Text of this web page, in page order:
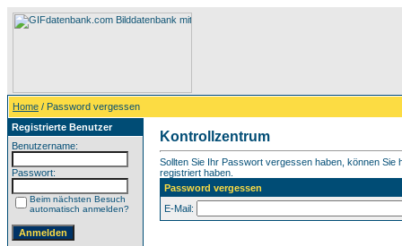
Home / Password vergessen
Registrierte Benutzer
Benutzername:
Passwort:
Beim nächsten Besuch
automatisch anmelden?
Kontrollzentrum
Sollten Sie Ihr Passwort vergessen haben, können
registriert haben.
Password vergessen
E-Mail: